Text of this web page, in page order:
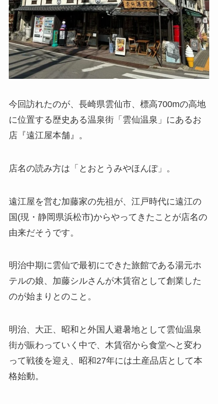
今回訪れたのが、長崎県雲仙市、標高700mの高地
に位置する歴史ある温泉街「雲仙温泉」にあるお
店『遠江屋本舗』。
店名の読み方は「とおとうみやほんぽ」。
遠江屋を営む加藤家の先祖が、江戸時代に遠江の
国(現・静岡県浜松市)からやってきたことが店名の
由来だそうです。
明治中期に雲仙で最初にできた旅館である湯元ホ
テルの娘、加藤シルさんが木賃宿として創業した
のが始まりとのこと。
明治、大正、昭和と外国人避暑地として雲仙温泉
街が賑わっていく中で、木賃宿から食堂へと変わ
って戦後を迎え、昭和27年には土産品店として本
格始動。